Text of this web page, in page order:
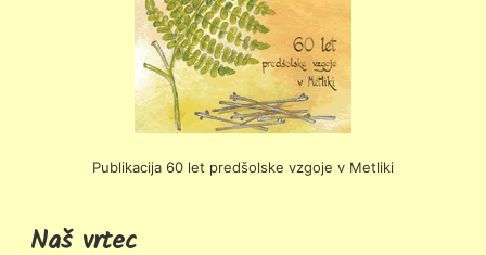
Publikacija 60 let predšolske vzgoje v Metliki
Naš vrtec